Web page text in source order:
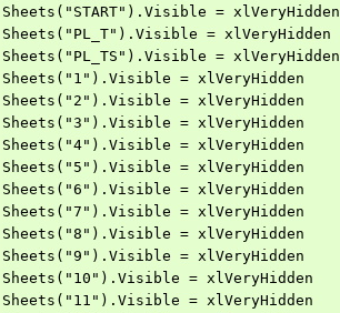
Sheets("START").Visible = xlVeryHidden
Sheets("PL_T").Visible = xlVeryHidden
Sheets("PL_TS").Visible = xlVeryHidden
Sheets("1").Visible = xlVeryHidden
Sheets("2").Visible = xlVeryHidden
Sheets("3").Visible = xlVeryHidden
Sheets("4").Visible = xlVeryHidden
Sheets("5").Visible = xlVeryHidden
Sheets("6").Visible = xlVeryHidden
Sheets("7").Visible = xlVeryHidden
Sheets("8").Visible = xlVeryHidden
Sheets("9").Visible = xlVeryHidden
Sheets("10").Visible = xlVeryHidden
Sheets("11").Visible = xlVeryHidden